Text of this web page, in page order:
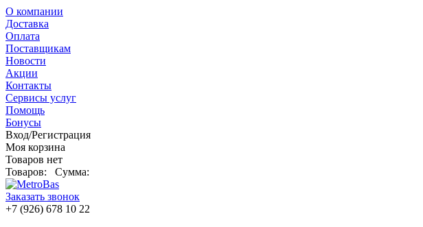
О компании
Доставка
Оплата
Поставщикам
Новости
Акции
Контакты
Сервисы услуг
Помощь
Бонусы
Вход/Регистрация
Моя корзина
Товаров нет
Товаров:
Сумма:
Заказать звонок
+7 (926) 678 10 22